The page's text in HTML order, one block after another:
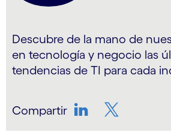
Descubre de la mano de
en tecnología y negocio las
tendencias de TI para cada
Compartir